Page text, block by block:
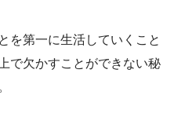
を第一に生活していくこと
で欠かすことができない秘